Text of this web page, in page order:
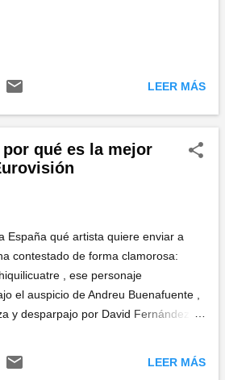
LEER MÁS
qué es la mejor
España qué artista quiere enviar a
contestado de forma clamorosa:
, ese personaje
el auspicio de Andreu Buenafuente ,
y desparpajo por David Fernández
este país- con una trayectoria
duda era uno de los artistas con
LEER MÁS